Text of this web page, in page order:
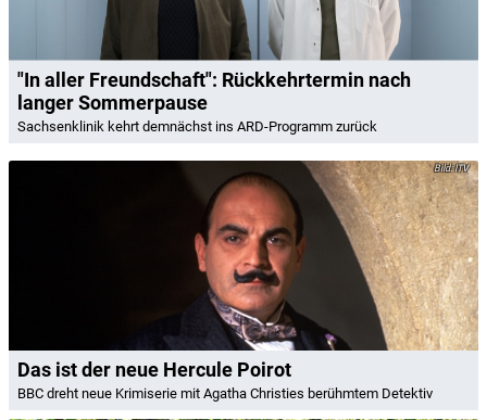
"In aller Freundschaft": Rückkehrtermin nach
langer Sommerpause
Sachsenklinik kehrt demnächst ins ARD-Programm zurück
ITV
Das ist der neue Hercule Poirot
BBC dreht neue Krimiserie mit Agatha Christies berühmtem Detektiv